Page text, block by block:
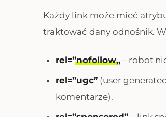
Każdy link może mieć
traktować dany odnośnik.
rel=”nofollow„ – robot
rel=”ugc” (user
komentarze).